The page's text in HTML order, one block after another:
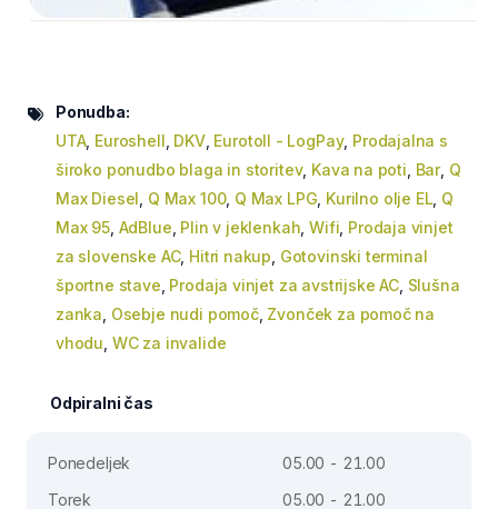
Ponudba:
UTA, Euroshell DKV, Eurotoll - LogPay, Prodajalna s
široko ponudbo blaga in storitev, Kava na poti Bar, Q
Max Diesel Q Max 100, Q Max LPG Kurilno olje EL Q
Max 95, AdBlue Plin v jeklenkah ,Wifi Prodaja vinjet
za slovenske AC, Hitri nakup Gotovinski terminal
športne stave Prodaja vinjet za avstrijske AC, Slušna
zanka Osebje nudi pomoč, Zvonček za pomoč na
vhodu WC za invalide
Odpiralni čas
Ponedeljek
05.00 - 21.00
Torek
05.00 - 21.00